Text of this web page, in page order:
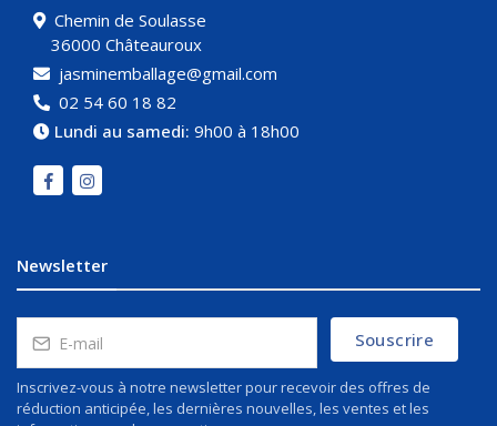
Chemin de Soulasse
36000 Châteauroux
jasminemballage@gmail.com
02 54 60 18 82
Lundi au samedi: 9h00 à 18h00
Newsletter
Souscrire
Inscrivez-vous à notre newsletter pour recevoir des offres de
réduction anticipée, les dernières nouvelles, les ventes et les